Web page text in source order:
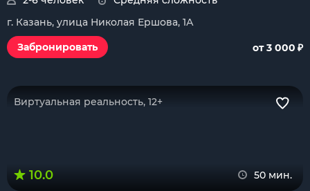
г. Казань, улица Николая Ершова, 1А
Забронировать
от 3 000 ₽
Виртуальная реальность, 12+
10.0 50 мин.